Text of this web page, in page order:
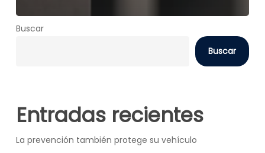
Buscar
Buscar
Entradas recientes
La prevención también protege su vehículo